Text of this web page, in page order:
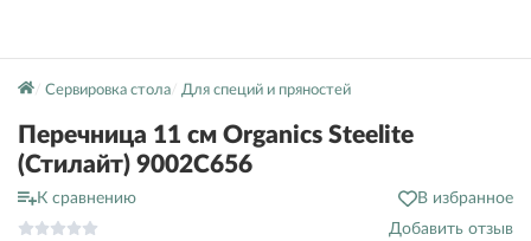
Сервировка стола Для специй и пряностей
Перечница 11 см Organics Steelite
(Стилайт) 9002C656
К сравнению
В избранное
Добавить отзыв